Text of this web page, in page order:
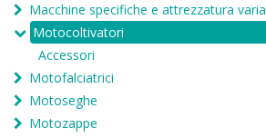
Macchine specifiche e attrezzatura varia
Motocoltivatori
Accessori
Motofalciatrici
Motoseghe
Motozappe